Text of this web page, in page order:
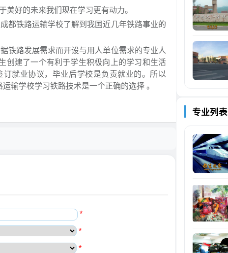
好的未来我们现在学习更有动力。
都铁路运输学校了解到我国近几年铁路事业的
铁路发展需求而开设与用人单位需求的专业人
创建了一个有利于学生积极向上的学习和生活
就业协议，毕业后学校是负责就业的。所以
输学校学习铁路技术是一个正确的选择 。
*
*
*
专业列表